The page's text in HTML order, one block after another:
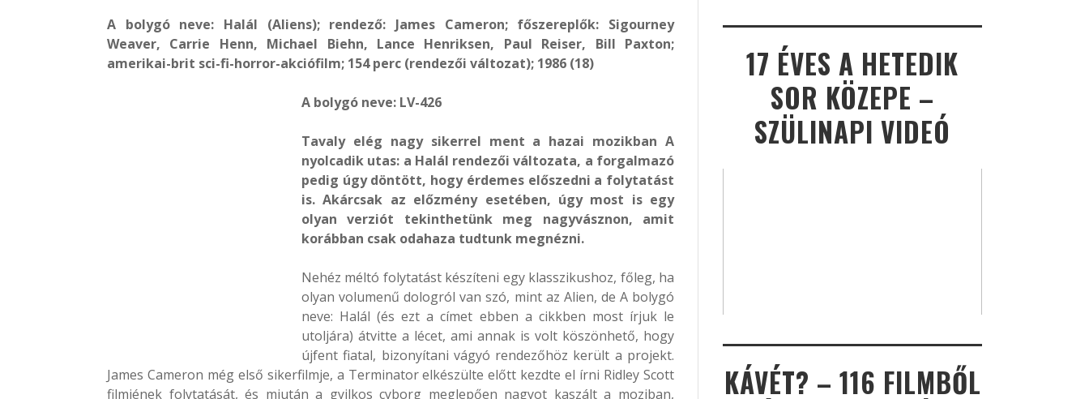
A bolygó neve: Halál (Aliens); rendező: James Cameron; főszereplők: Sigourney
Weaver, Carrie Henn, Michael Biehn, Lance Henriksen, Paul Reiser, Bill Paxton;
amerikai-brit sci-fi-horror-akciófilm; 154 perc (rendezői változat); 1986 (18)
A bolygó neve: LV-426
Tavaly elég nagy sikerrel ment a hazai mozikban A
nyolcadik utas: a Halál rendezői változata, a forgalmazó
pedig úgy döntött, hogy érdemes előszedni a folytatást
is. Akárcsak az előzmény esetében, úgy most is egy
olyan verziót tekinthetünk meg nagyvásznon, amit
korábban csak odahaza tudtunk megnézni.
Nehéz méltó folytatást készíteni egy klasszikushoz, főleg, ha
olyan volumenű dologról van szó, mint az Alien, de A bolygó
neve: Halál (és ezt a címet ebben a cikkben most írjuk le
utoljára) átvitte a lécet, ami annak is volt köszönhető, hogy
újfent fiatal, bizonyítani vágyó rendezőhöz került a projekt.
James Cameron még első sikerfilmje, a Terminator elkészülte előtt kezdte el írni Ridley Scott
filmjének folytatását, és miután a gyilkos cyborg meglepően nagyot kaszált a moziban,
17 ÉVES A HETEDIK
SOR KÖZEPE –
SZÜLINAPI VIDEÓ
KÁVÉT? – 116 FILMBŐL